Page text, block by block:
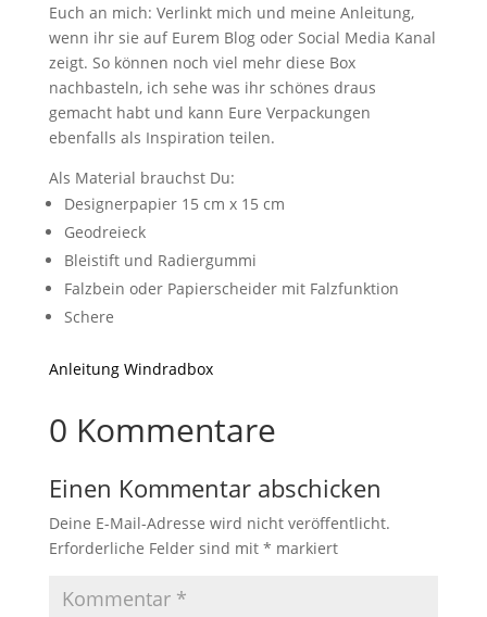
Euch an mich: Verlinkt mich und meine Anleitung,
wenn ihr sie auf Eurem Blog oder Social Media Kanal
zeigt. So können noch viel mehr diese Box
nachbasteln, ich sehe was ihr schönes draus
gemacht habt und kann Eure Verpackungen
ebenfalls als Inspiration teilen.
Als Material brauchst Du:
Designerpapier 15 cm x 15 cm
Geodreieck
Bleistift und Radiergummi
Falzbein oder Papierscheider mit Falzfunktion
Schere
Anleitung Windradbox
0 Kommentare
Einen Kommentar abschicken
Deine E-Mail-Adresse wird nicht veröffentlicht.
Erforderliche Felder sind mit * markiert